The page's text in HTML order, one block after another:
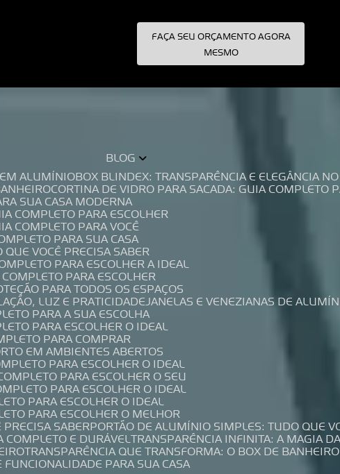
FAÇA SEU ORÇAMENTO AGORA
MESMO
BLOG
EM ALUMÍNIO BOX BLINDEX: TRANSPARÊNCIA E ELEGÂNCIA
CORTINA DE VIDRO PARA SACADA: GUIA COMPLETO
SUA CASA MODERNA
COMPLETO PARA ESCOLHER
COMPLETO PARA VOCÊ
PARA SUA CASA
VOCÊ PRECISA SABER
PARA ESCOLHER A IDEAL
PARA ESCOLHER
PARA TODOS OS ESPAÇOS
LUZ E PRATICIDADE JANELAS E VENEZIANAS DE
PARA A SUA ESCOLHA
PARA ESCOLHER O IDEAL
PARA COMPRAR
EM AMBIENTES ABERTOS
PARA ESCOLHER O IDEAL
PARA ESCOLHER O SEU
PARA ESCOLHER O IDEAL
PARA ESCOLHER O IDEAL
PARA ESCOLHER O MELHOR
SABER PORTÃO DE ALUMÍNIO SIMPLES: TUDO QUE
COMPLETO E DURÁVEL TRANSPARÊNCIA INFINITA: A MAGIA
TRANSPARÊNCIA QUE TRANSFORMA: O BOX DE
PARA SUA CASA